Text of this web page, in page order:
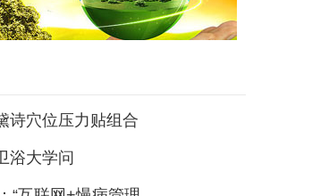
穴位压力贴组合
大学问